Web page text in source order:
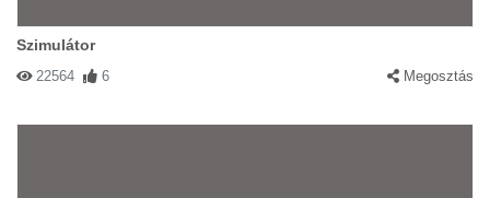
Szimulátor
22564 6 Megosztás